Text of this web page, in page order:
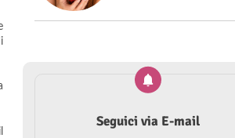
Seguici via E-mail